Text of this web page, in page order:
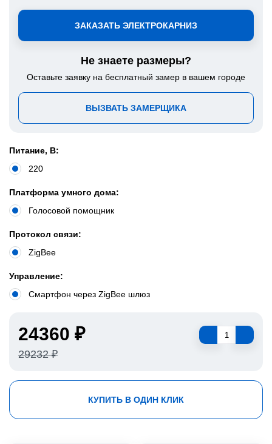
24360 ₽
29232 ₽
КУПИТЬ В ОДИН КЛИК
ЗАКАЗАТЬ ЭЛЕКТРОКАРНИЗ
Не знаете размеры?
Оставьте заявку на бесплатный замер в вашем городе
ВЫЗВАТЬ ЗАМЕРЩИКА
Питание, В:
220
Платформа умного дома:
Голосовой помощник
Протокол связи:
ZigBee
Управление:
Смартфон через ZigBee шлюз